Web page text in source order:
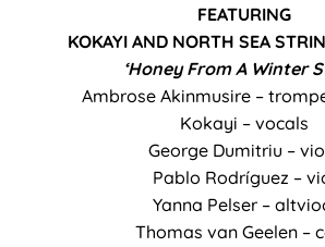
FEATURING
KOKAYI AND NORTH SEA
‘Honey From A Winter
Ambrose Akinmusire –
Kokayi – vocals
George Dumitriu –
Pablo Rodríguez –
Yanna Pelser –
Thomas van Geelen –